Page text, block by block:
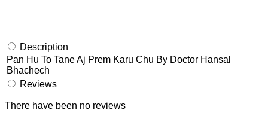
Description
Pan Hu To Tane Aj Prem Karu Chu By Doctor Hansal
Bhachech
Reviews
There have been no reviews